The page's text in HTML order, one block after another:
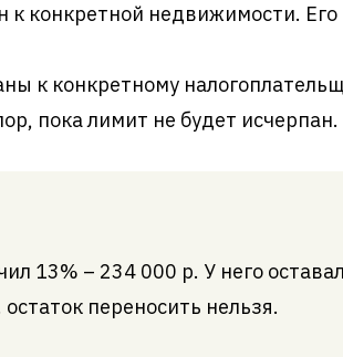
к конкретной недвижимости.
к конкретному
пока лимит не будет исчерпан.
13% – 234 000 р. У него
переносить нельзя.